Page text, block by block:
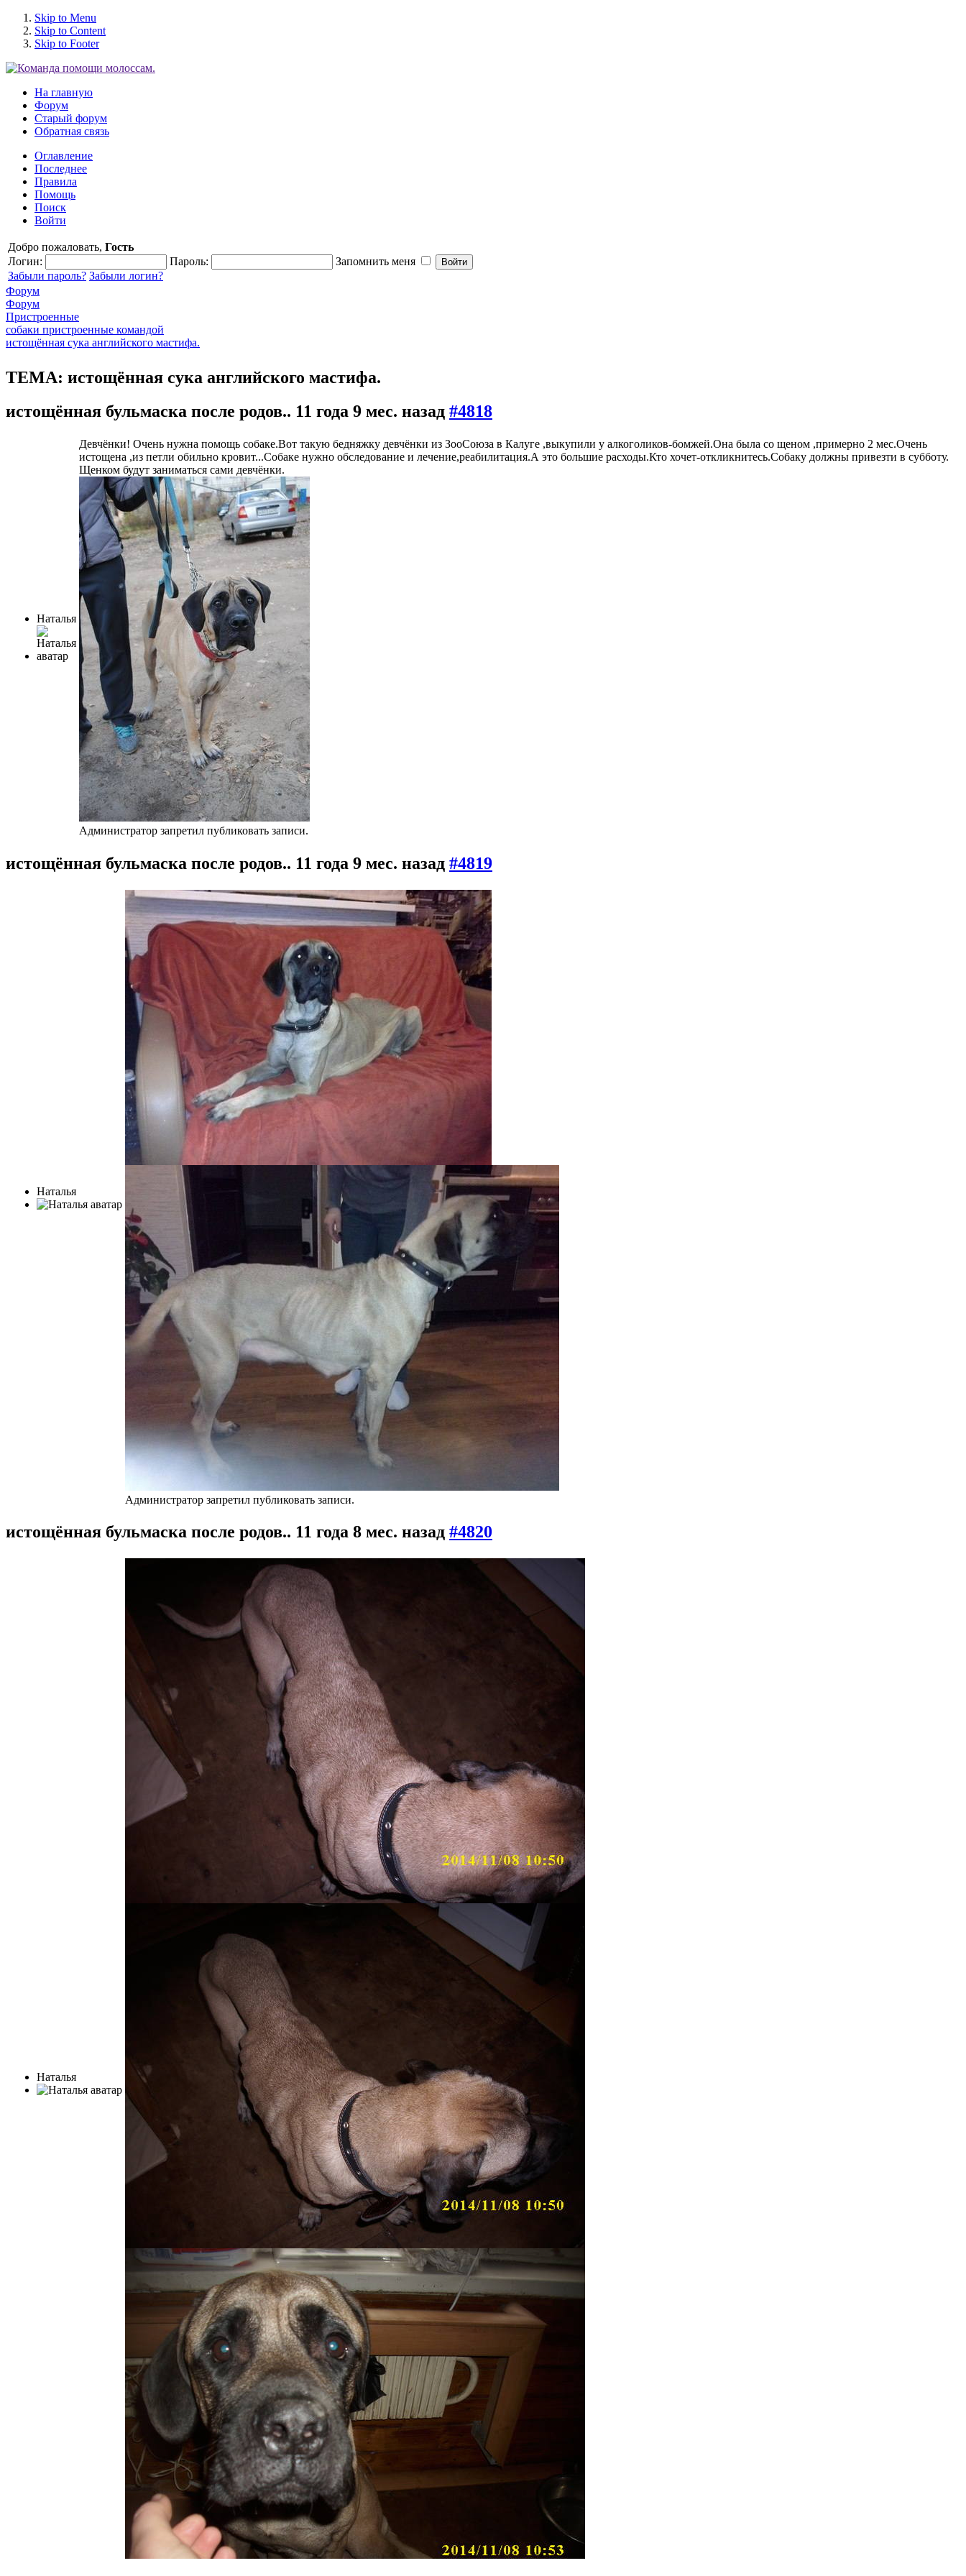
Skip to Menu
Skip to Content
Skip to Footer
На главную
Форум
Старый форум
Обратная связь
Оглавление
Последнее
Правила
Помощь
Поиск
Войти
Добро пожаловать, Гость
Логин:
Пароль:
Запомнить меня
Забыли пароль? Забыли логин?
Форум
Форум
Пристроенные
собаки пристроенные командой
истощённая сука английского мастифа.
ТЕМА: истощённая сука английского мастифа.
истощённая бульмаска после родов.. 11 года 9 мес. назад #4818
Наталья
Девчёнки! Очень нужна помощь собаке.Вот такую бедняжку девчёнки из ЗооСоюза в Калуге ,выкупили у алкоголиков-бомжей.Она была со щеном ,примерно 2 мес.Очень
истощена ,из петли обильно кровит...Собаке нужно обследование и лечение,реабилитация.А это большие расходы.Кто хочет-откликнитесь.Собаку должны привезти в субботу.
Щенком будут заниматься сами девчёнки.
Администратор запретил публиковать записи.
истощённая бульмаска после родов.. 11 года 9 мес. назад #4819
Наталья
Администратор запретил публиковать записи.
истощённая бульмаска после родов.. 11 года 8 мес. назад #4820
Наталья